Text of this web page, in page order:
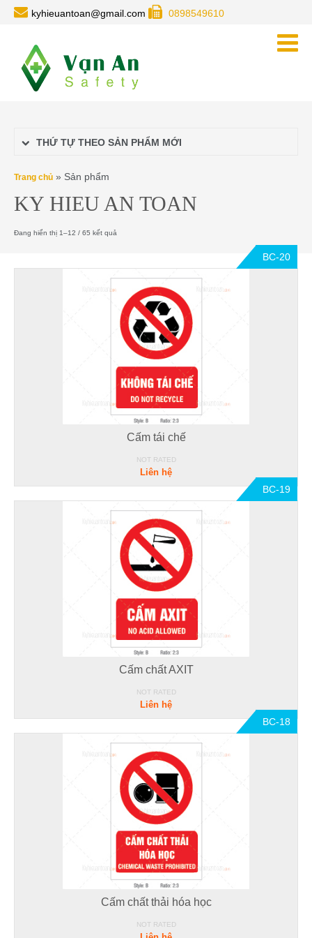
kyhieuantoan@gmail.com 0898549610
THỨ TỰ THEO SẢN PHẨM MỚI
Trang chủ » Sản phẩm
KY HIEU AN TOAN
Đang hiển thị 1–12 / 65 kết quả
BC-20
Cấm tái chế
NOT RATED
Liên hệ
BC-19
Cấm chất AXIT
NOT RATED
Liên hệ
BC-18
Cấm chất thải hóa học
NOT RATED